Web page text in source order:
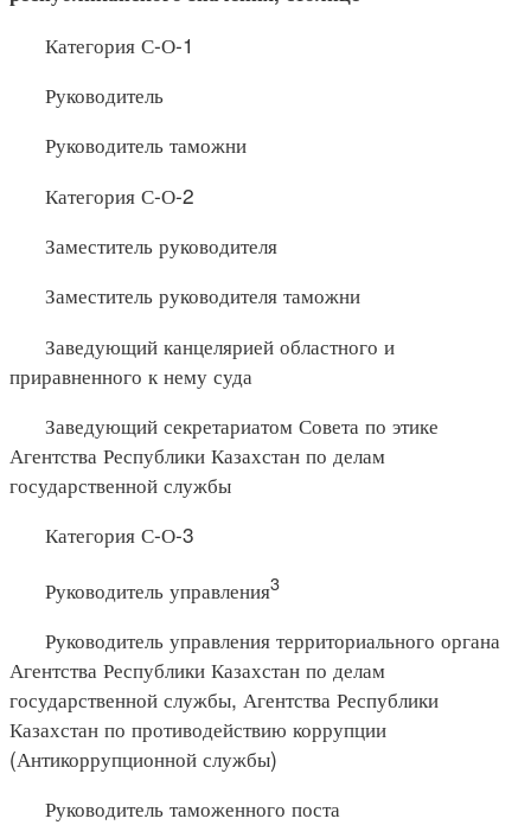
Категория С-О-1
Руководитель
Руководитель таможни
Категория С-О-2
Заместитель руководителя
Заместитель руководителя таможни
Заведующий канцелярией областного и
приравненного к нему суда
Заведующий секретариатом Совета по этике
Агентства Республики Казахстан по делам
государственной службы
Категория С-О-3
Руководитель управления3
Руководитель управления территориального органа
Агентства Республики Казахстан по делам
государственной службы, Агентства Республики
Казахстан по противодействию коррупции
(Антикоррупционной службы)
Руководитель таможенного поста